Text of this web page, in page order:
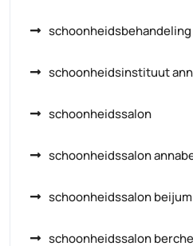
schoonheidsbehandeling
schoonheidsinstituut
schoonheidssalon
schoonheidssalon
schoonheidssalon beijum
schoonheidssalon